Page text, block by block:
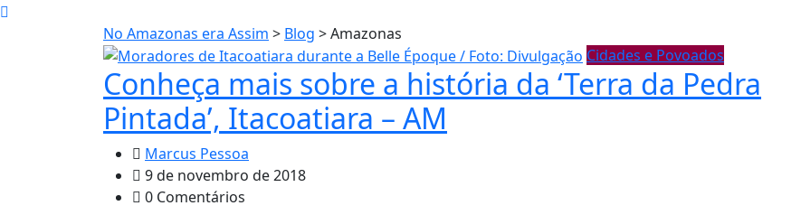
No Amazonas era Assim > Blog >Amazonas
Cidades e Povoados
Conheça mais sobre a história da ‘Terra da Pedra
Pintada’, Itacoatiara – AM
Marcus Pessoa
9 de novembro de 2018
0 Comentários